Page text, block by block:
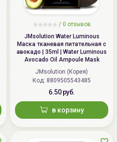
/ 0 отзывов
JMsolution Water Luminous
Маска тканевая питательная с
авокадо | 35ml | Water Luminous
Avocado Oil Ampoule Mask
JMsolution (Корея)
Код: 8809505543485
6.50 руб.
в корзину